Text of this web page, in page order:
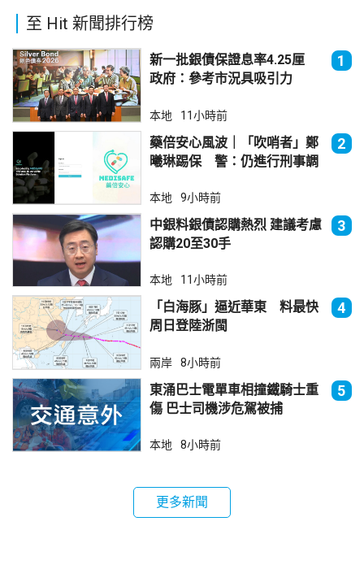
至 Hit 新聞排行榜
新一批銀債保證息率4.25厘
政府：參考市況具吸引力
1
本地 11小時前
藥倍安心風波｜「吹哨者」鄭
曦琳踢保 警：仍進行刑事調
2
本地 9小時前
中銀料銀債認購熱烈 建議考慮
認購20至30手
3
本地 11小時前
「白海豚」逼近華東 料最快
周日登陸浙閩
4
兩岸 8小時前
東涌巴士電單車相撞鐵騎士重
傷 巴士司機涉危駕被捕
5
本地 8小時前
更多新聞